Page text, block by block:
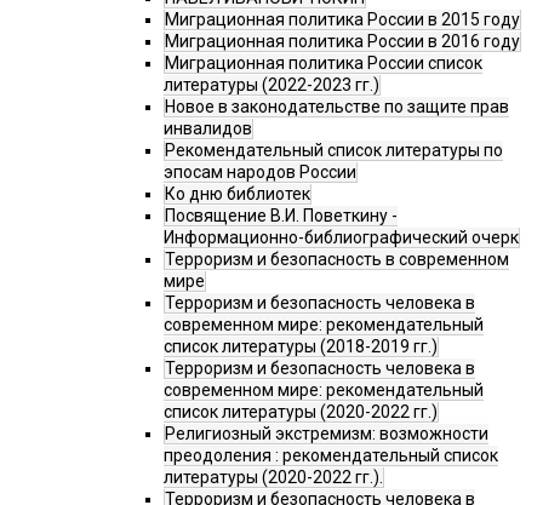
Миграционная политика России в 2015 году
Миграционная политика России в 2016 году
Миграционная политика России список
литературы (2022-2023 гг.)
Новое в законодательстве по защите прав
инвалидов
Рекомендательный список литературы по
эпосам народов России
Ко дню библиотек
Посвящение В.И. Поветкину -
Информационно-библиографический очерк
Терроризм и безопасность в современном
мире
Терроризм и безопасность человека в
современном мире: рекомендательный
список литературы (2018-2019 гг.)
Терроризм и безопасность человека в
современном мире: рекомендательный
список литературы (2020-2022 гг.)
Религиозный экстремизм: возможности
преодоления : рекомендательный список
литературы (2020-2022 гг.).
Терроризм и безопасность человека в